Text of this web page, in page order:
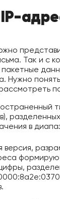
Так и с
Нужно
в